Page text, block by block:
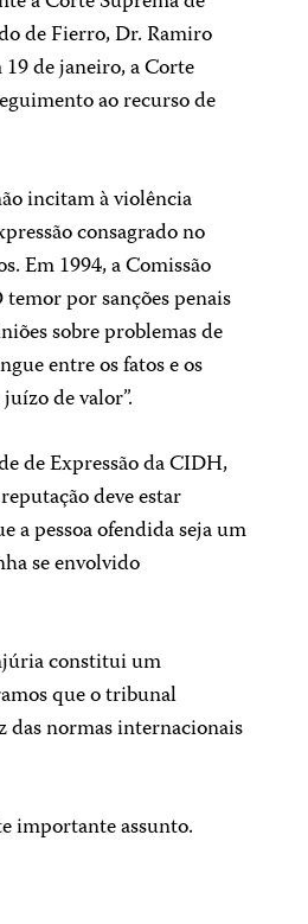
de Fierro, Dr. Ramiro
de janeiro, a Corte
ao recurso de
incitam à violência
consagrado no
Em 1994, a Comissão
por sanções penais
sobre problemas de
entre os fatos e os
de valor”.
de Expressão da CIDH,
deve estar
a pessoa ofendida seja um
se envolvido
constitui um
que o tribunal
das normas internacionais
importante assunto.